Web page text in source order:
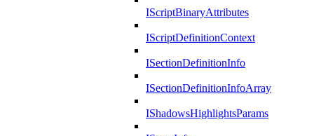
IScriptBinaryAttributes
IScriptDefinitionContext
ISectionDefinitionInfo
ISectionDefinitionInfoArray
IShadowsHighlightsParams